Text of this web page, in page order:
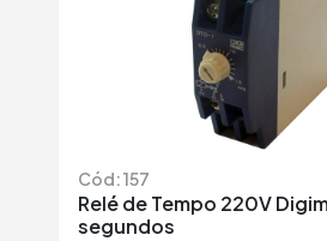
Cód: 157
Relé de Tempo 220V
segundos